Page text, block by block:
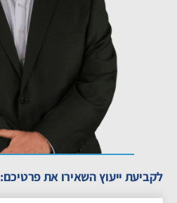
לקביעת ייעוץ השאירו את פרטיכם: